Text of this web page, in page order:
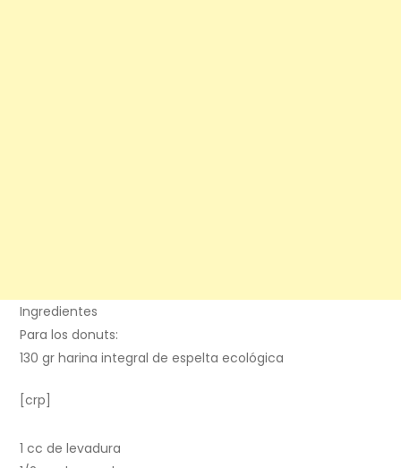
Ingredientes
Para los donuts:
130 gr harina integral de espelta ecológica
[crp]
1 cc de levadura